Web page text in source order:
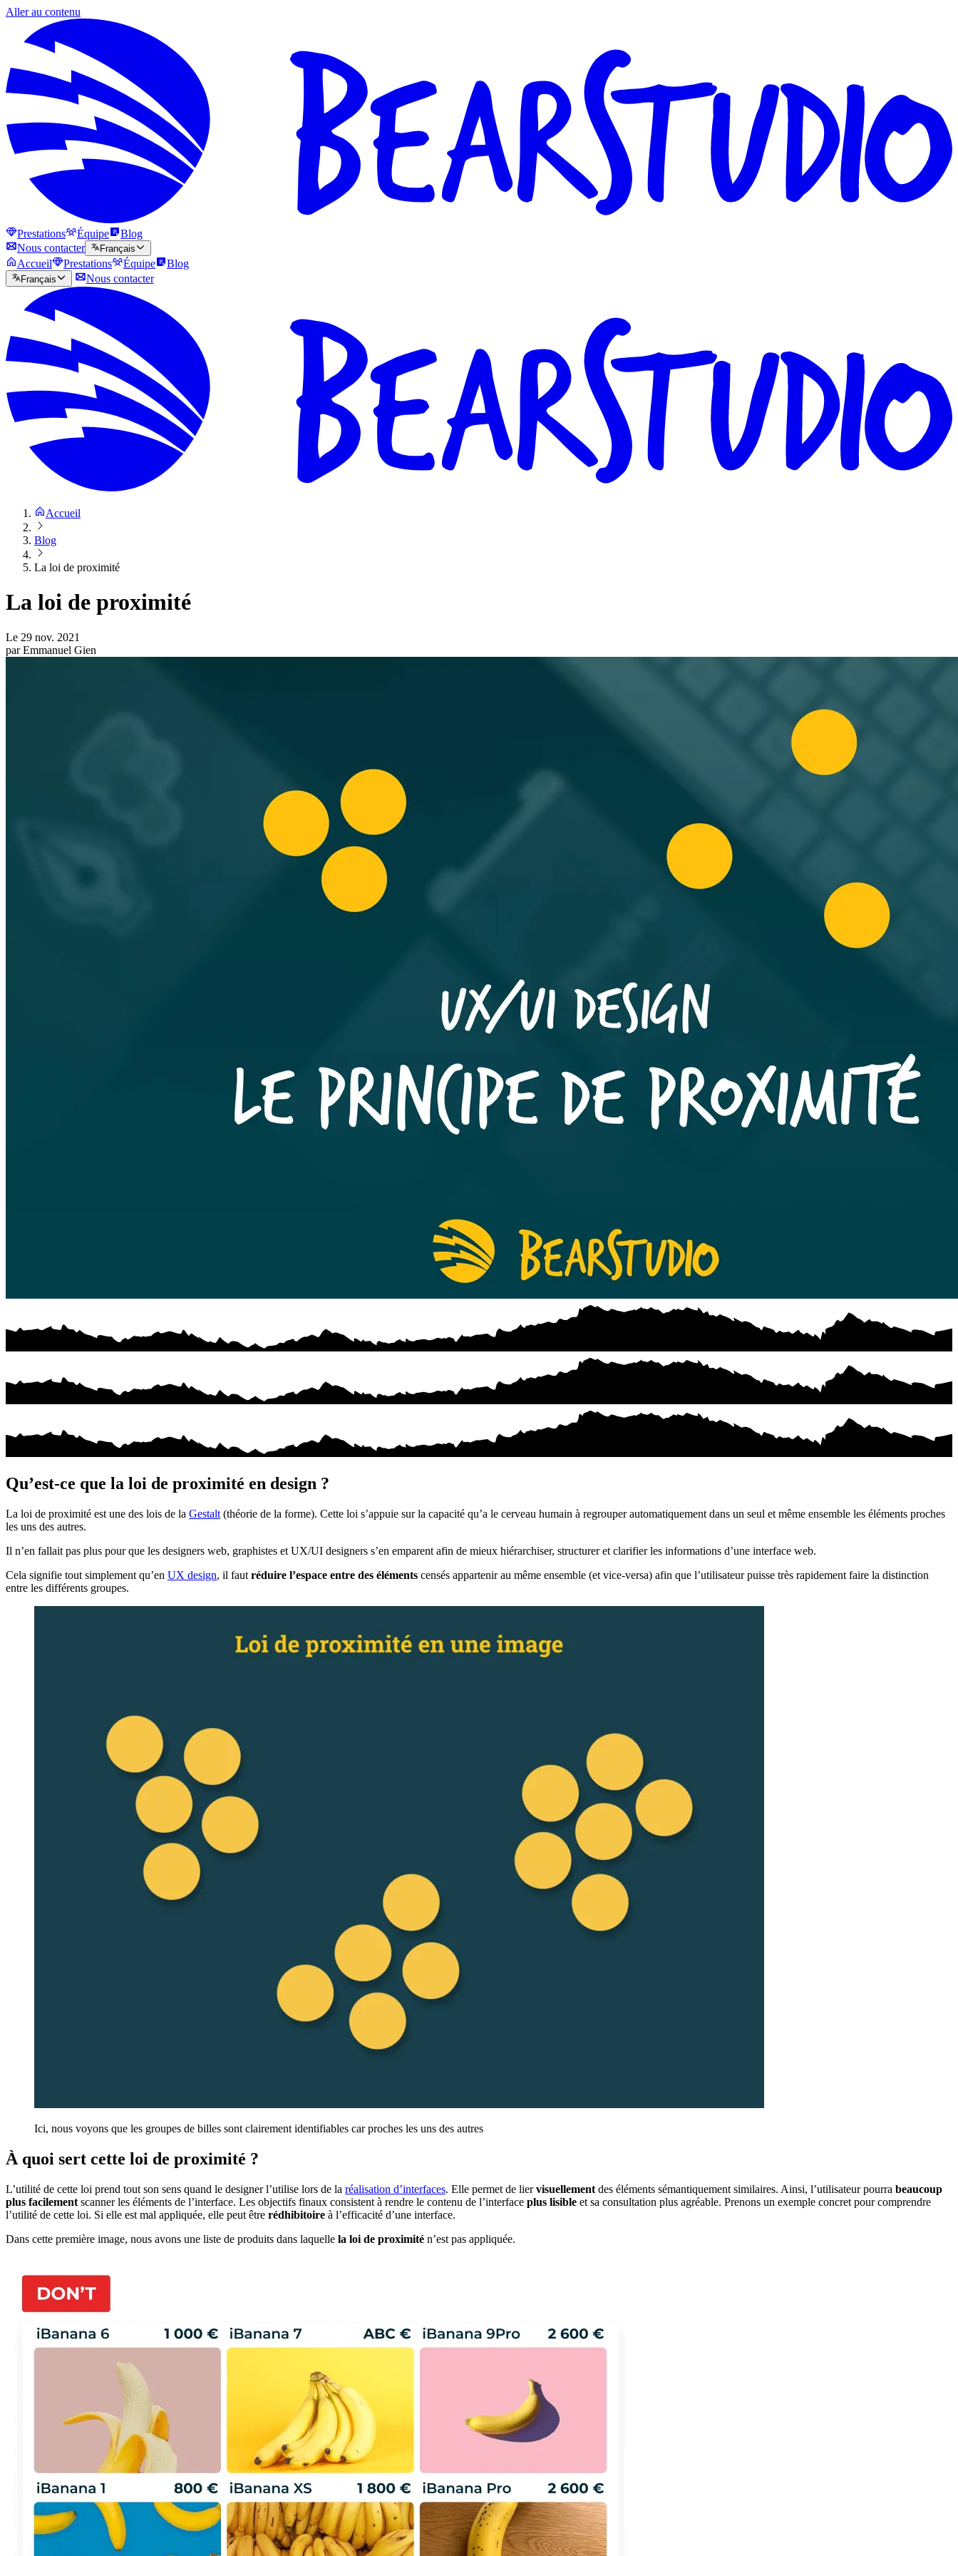
Aller au contenu
Prestations Équipe
Blog
Nous contacter
Français
Accueil Prestations Équipe Blog
Français Nous contacter
Accueil
Blog
La loi de proximité
La loi de proximité
Le 29 nov. 2021
par Emmanuel Gien
Qu’est-ce que la loi de proximité en design ?
La loi de proximité est une des lois de la Gestalt (théorie de la forme). Cette loi s’appuie sur la capacité qu’a le cerveau humain à regrouper automatiquement dans un seul et même ensemble les éléments proches
les uns des autres.
Il n’en fallait pas plus pour que les designers web, graphistes et UX/UI designers s’en emparent afin de mieux hiérarchiser, structurer et clarifier les informations d’une interface web.
Cela signifie tout simplement qu’en UX design, il faut réduire l’espace entre des éléments censés appartenir au même ensemble (et vice-versa) afin que l’utilisateur puisse très rapidement faire la distinction
entre les différents groupes.
Ici, nous voyons que les groupes de billes sont clairement identifiables car proches les uns des autres
À quoi sert cette loi de proximité ?
L’utilité de cette loi prend tout son sens quand le designer l’utilise lors de la réalisation d’interfaces. Elle permet de liervisuellement des éléments sémantiquement similaires. Ainsi, l’utilisateur pourra beaucoup
plus facilement scanner les éléments de l’interface. Les objectifs finaux consistent à rendre le contenu de l’interface plus lisible et sa consultation plus agréable. Prenons un exemple concret pour comprendre
l’utilité de cette loi. Si elle est mal appliquée, elle peut être rédhibitoire à l’efficacité d’une interface.
Dans cette première image, nous avons une liste de produits dans laquelle la loi de proximité n’est pas appliquée.